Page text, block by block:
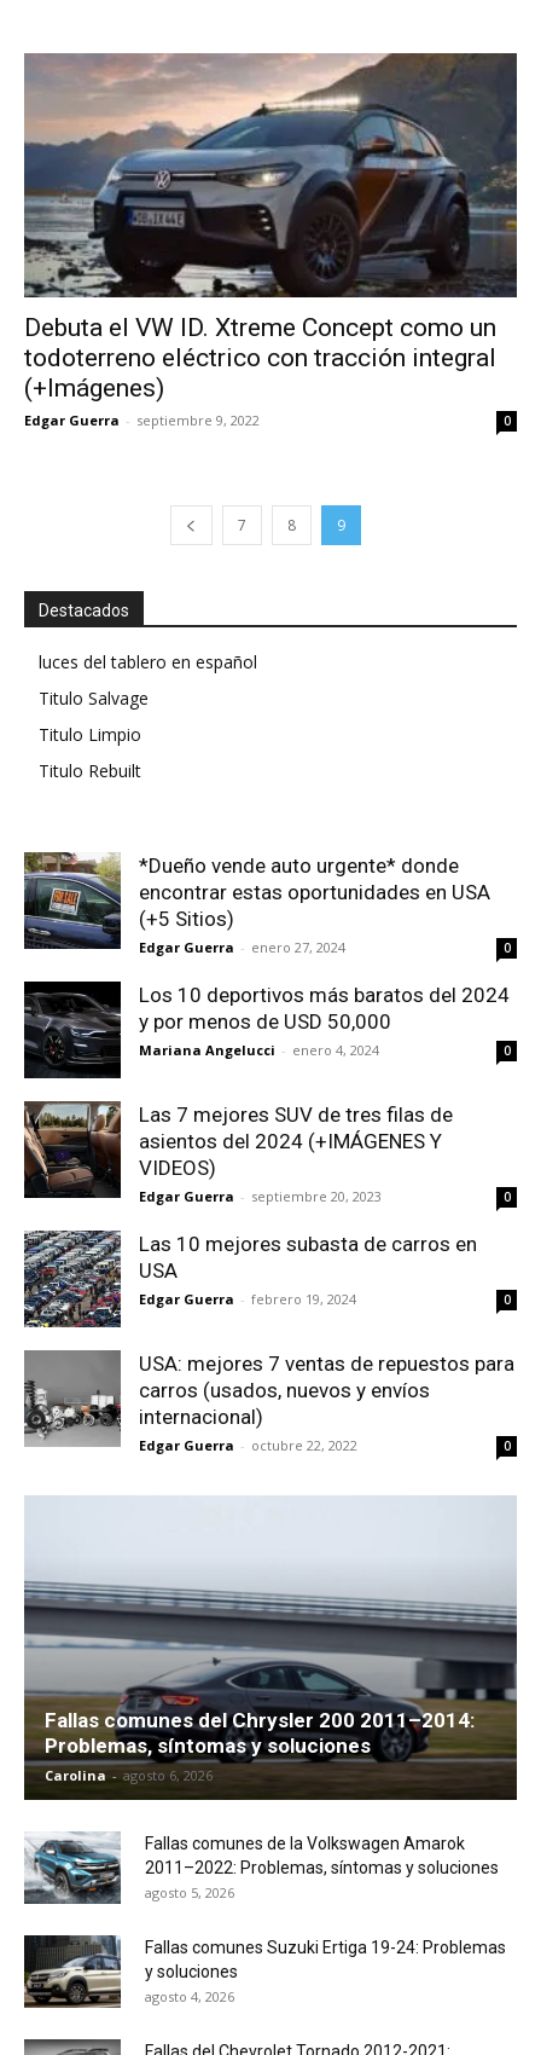
Debuta el VW ID. Xtreme Concept como un
todoterreno eléctrico con tracción integral
(+Imágenes)
Edgar Guerra - septiembre 9, 2022 0
7 8 9
Destacados
luces del tablero en español
Titulo Salvage
Titulo Limpio
Titulo Rebuilt
*Dueño vende auto urgente* donde
encontrar estas oportunidades en USA
(+5 Sitios)
Edgar Guerra - enero 27, 2024 0
Los 10 deportivos más baratos del 2024
y por menos de USD 50,000
Mariana Angelucci - enero 4, 2024 0
Las 7 mejores SUV de tres filas de
asientos del 2024 (+IMÁGENES Y
VIDEOS)
Edgar Guerra - septiembre 20, 2023 0
Las 10 mejores subasta de carros en
USA
Edgar Guerra - febrero 19, 2024 0
USA: mejores 7 ventas de repuestos para
carros (usados, nuevos y envíos
internacional)
Edgar Guerra - octubre 22, 2022 0
Fallas comunes del Chrysler 200 2011–2014:
Problemas, síntomas y soluciones
Carolina - agosto 6, 2026
Fallas comunes de la Volkswagen Amarok
2011–2022: Problemas, síntomas y soluciones
agosto 5, 2026
Fallas comunes Suzuki Ertiga 19-24: Problemas
y soluciones
agosto 4, 2026